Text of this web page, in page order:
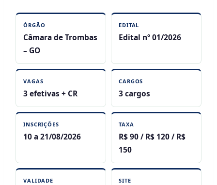
ÓRGÃO
Câmara de Trombas
– GO
EDITAL
Edital nº 01/2026
VAGAS
3 efetivas + CR
CARGOS
3 cargos
INSCRIÇÕES
10 a 21/08/2026
TAXA
R$ 90 / R$ 120 / R$
150
VALIDADE SITE